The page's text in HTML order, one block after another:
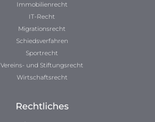
Immobilienrecht
IT-Recht
Migrationsrecht
Schiedsverfahren
Sportrecht
Vereins- und Stiftungsrecht
Wirtschaftsrecht
Rechtliches